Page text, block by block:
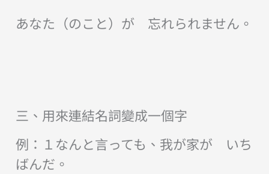
あなた（のこと）が 忘れられません。
三、用來連結名詞變成一個字
例：１なんと言っても、我が家が いち
ばんだ。